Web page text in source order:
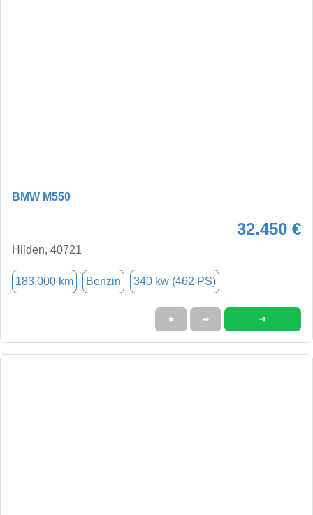
BMW M550
32.450 €
Hilden, 40721
183.000 km Benzin 340 kw (462 PS)
★ ➦ ➜